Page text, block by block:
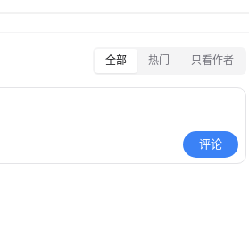
全部 热门 只看作者
评论